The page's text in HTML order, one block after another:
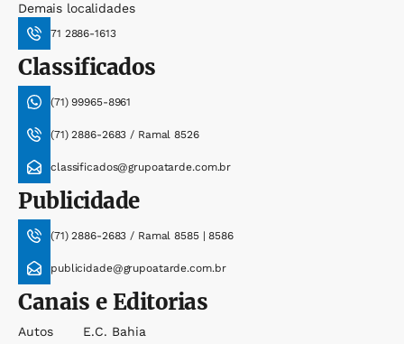
Demais localidades
71 2886-1613
Classificados
(71) 99965-8961
(71) 2886-2683 / Ramal 8526
classificados@grupoatarde.com.br
Publicidade
(71) 2886-2683 / Ramal 8585 | 8586
publicidade@grupoatarde.com.br
Canais e Editorias
Autos
E.c. Bahia